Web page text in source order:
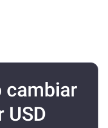
cambiar
USD